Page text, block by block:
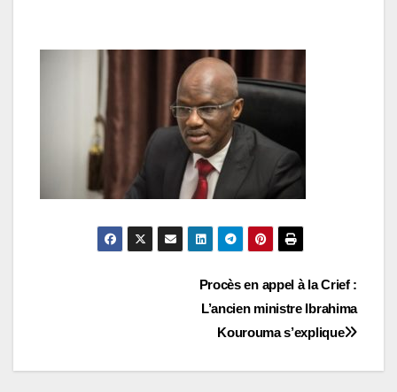
l’article
Procès en appel à la Crief :
L’ancien ministre Ibrahima
Kourouma s’explique